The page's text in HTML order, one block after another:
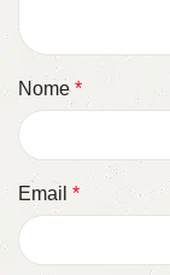
Nome*
Email *